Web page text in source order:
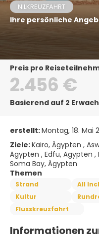
NILKREUZFAHRT
Ihre persönliche
Preis pro
2.456 €
Basierend auf 2
erstellt:Montag, 18. Mai
Ziele:Kairo, Ägypten ,
Ägypten , Edfu, Ägypten ,
Soma Bay, Ägypten
Themen
Strand All
Kultur
Flusskreuzfahrt
Informationen